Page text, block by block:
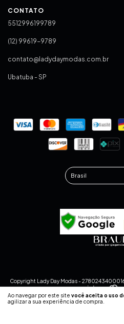
Ao navegar por este site você aceita o uso
agilizar a sua experiência de compra.
CONTATO
5512996199789
(12) 99619-9789
contato@ladydaymodas.com.br
Ubatuba - SP
Copyright Lady Day Modas -